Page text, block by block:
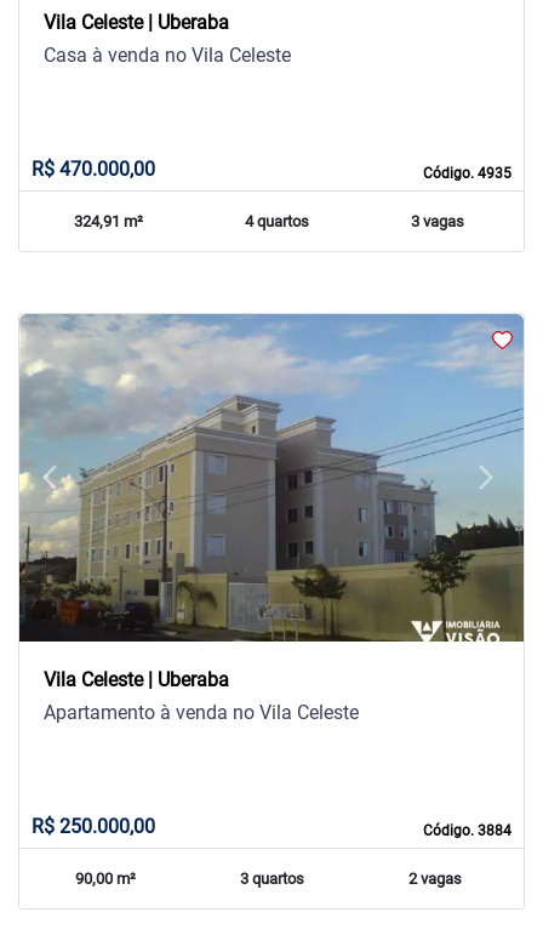
Vila Celeste | Uberaba
Código. 4935
Casa à venda no Vila Celeste
R$ 470.000,00
324,91 m² 4 quartos 3 vagas
arrow_back_iosPrevious arrow_forward_ios
Next
Vila Celeste | Uberaba
Código. 3884
Apartamento à venda no Vila Celeste
R$ 250.000,00
90,00 m² 3 quartos 2 vagas